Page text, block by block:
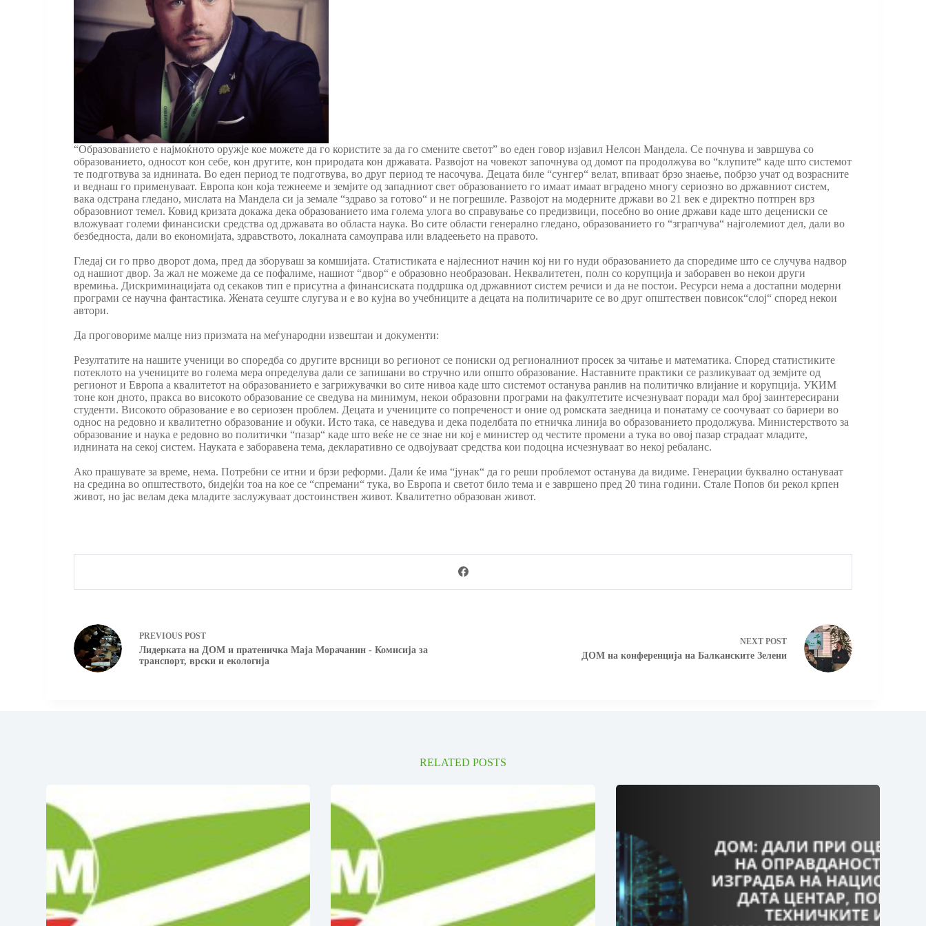
“Образованието е најмоќното оружје кое можете да го користите за да го смените светот” во еден говор изјавил Нелсон Мандела. Се почнува и завршува со
образованието, односот кон себе, кон другите, кон природата кон државата. Развојот на човекот започнува од домот па продолжува во “клупите“ каде што системот
те подготвува за иднината. Во еден период те подготвува, во друг период те насочува. Децата биле “сунгер“ велат, впиваат брзо знаење, побрзо учат од возрасните
и веднаш го применуваат. Европа кон која тежнееме и земјите од западниот свет образованието го имаат имаат вградено многу сериозно во државниот систем,
вака одстрана гледано, мислата на Мандела си ја земале “здраво за готово“ и не погрешиле. Развојот на модерните држави во 21 век е директно потпрен врз
образовниот темел. Ковид кризата докажа дека образованието има голема улога во справување со предизвици, посебно во оние држави каде што децениски се
вложуваат големи финансиски средства од државата во областа наука. Во сите области генерално гледано, образованието го “зграпчува“ најголемиот дел, дали во
безбедноста, дали во економијата, здравството, локалната самоуправа или владеењето на правото.
Гледај си го прво дворот дома, пред да зборуваш за комшијата. Статистиката е најлесниот начин кој ни го нуди образованието да споредиме што се случува надвор
од нашиот двор. За жал не можеме да се пофалиме, нашиот “двор“ е образовно необразован. Неквалитетен, полн со корупција и заборавен во некои други
времиња. Дискриминацијата од секаков тип е присутна а финансиската поддршка од државниот систем речиси и да не постои. Ресурси нема а достапни модерни
програми се научна фантастика. Жената сеуште слугува и е во кујна во учебниците а децата на политичарите се во друг општествен повисок“слој“ според некои
автори.
Да проговориме малце низ призмата на меѓународни извештаи и документи:
Резултатите на нашите ученици во споредба со другите врсници во регионот се пониски од регионалниот просек за читање и математика. Според статистиките
потеклото на учениците во голема мера определува дали се запишани во стручно или општо образование. Наставните практики се разликуваат од земјите од
регионот и Европа а квалитетот на образованието е загрижувачки во сите нивоа каде што системот останува ранлив на политичко влијание и корупција. УКИМ
тоне кон дното, пракса во високото образование се сведува на минимум, некои образовни програми на факултетите исчезнуваат поради мал број заинтересирани
студенти. Високото образование е во сериозен проблем. Децата и учениците со попреченост и оние од ромската заедница и понатаму се соочуваат со бариери во
однос на редовно и квалитетно образование и обуки. Исто така, се наведува и дека поделбата по етничка линија во образованието продолжува. Министерството за
образование и наука е редовно во политички “пазар“ каде што веќе не се знае ни кој е министер од честите промени а тука во овој пазар страдаат младите,
иднината на секој систем. Науката е заборавена тема, декларативно се одвојуваат средства кои подоцна исчезнуваат во некој ребаланс.
Ако прашувате за време, нема. Потребни се итни и брзи реформи. Дали ќе има “јунак“ да го реши проблемот останува да видиме. Генерации буквално остануваат
на средина во општеството, бидејќи тоа на кое се “спремани“ тука, во Европа и светот било тема и е завршено пред 20 тина години. Стале Попов би рекол крпен
живот, но јас велам дека младите заслужуваат достоинствен живот. Квалитетно образован живот.
PREVIOUSPOST
Лидерката на ДОМ и пратеничка Maja Морачанин - Комисија за
транспорт, врски и екологија
NEXT POST
ДОМ на конференција на Балканските Зелени
RELATED POSTS